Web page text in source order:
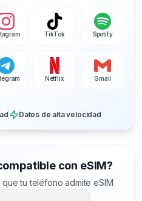
TikTok Spotify
Netflix Gmail
Datos de alta velocidad
con eSIM?
tu teléfono admite eSIM